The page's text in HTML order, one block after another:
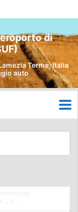
di
Terme, Italia
auto